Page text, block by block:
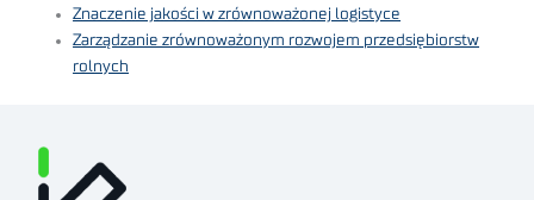
Znaczenie jakości w zrównoważonej logistyce
Zarządzanie zrównoważonym rozwojem przedsiębiorstw
rolnych